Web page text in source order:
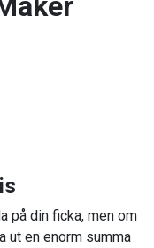
på din ficka, men om
ut en enorm summa